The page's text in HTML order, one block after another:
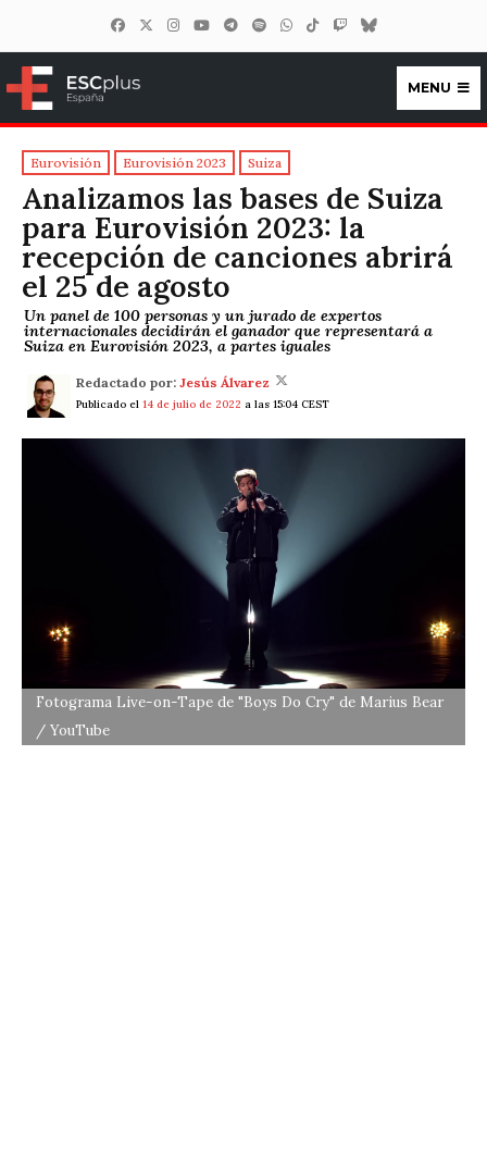
ESCplus España
MENU
Eurovisión Eurovisión 2023 Suiza
Analizamos las bases de Suiza
para Eurovisión 2023: la
recepción de canciones abrirá
el 25 de agosto
Un panel de 100 personas y un jurado de expertos
internacionales decidirán el ganador que representará a
Suiza en Eurovisión 2023, a partes iguales
Redactado por: Jesús Álvarez
Publicado el 14 de julio de 2022 a las 15:04 CEST
Fotograma Live-on-Tape de "Boys Do Cry" de Marius Bear
/ YouTube